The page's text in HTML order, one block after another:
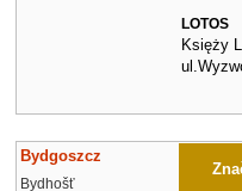
LOTOS
Księży
Bydgoszcz
Bydhošť